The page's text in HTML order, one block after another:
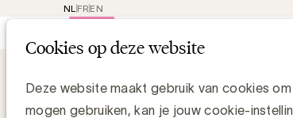
Cookies op deze website
Deze website maakt gebruik van cookies
mogen gebruiken, kan je jouw cookie-
EN
FR
NL
DNCM VZW versterkt
vernieuwde website